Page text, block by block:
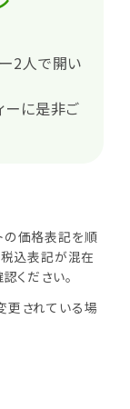
2人で開い
ーに是非ご
の価格表記を順
込表記が混在
ください。
更されている場